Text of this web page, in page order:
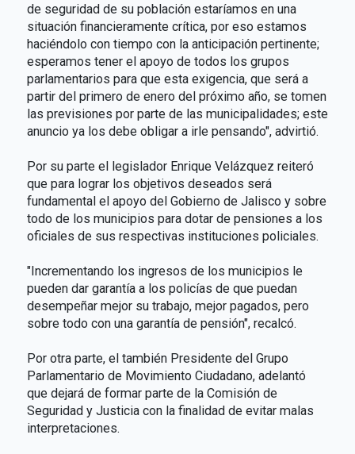
de seguridad de su población estaríamos en una
situación financieramente crítica, por eso estamos
haciéndolo con tiempo con la anticipación pertinente;
esperamos tener el apoyo de todos los grupos
parlamentarios para que esta exigencia, que será a
partir del primero de enero del próximo año, se tomen
las previsiones por parte de las municipalidades; este
anuncio ya los debe obligar a irle pensando", advirtió.
Por su parte el legislador Enrique Velázquez reiteró
que para lograr los objetivos deseados será
fundamental el apoyo del Gobierno de Jalisco y sobre
todo de los municipios para dotar de pensiones a los
oficiales de sus respectivas instituciones policiales.
"Incrementando los ingresos de los municipios le
pueden dar garantía a los policías de que puedan
desempeñar mejor su trabajo, mejor pagados, pero
sobre todo con una garantía de pensión", recalcó.
Por otra parte, el también Presidente del Grupo
Parlamentario de Movimiento Ciudadano, adelantó
que dejará de formar parte de la Comisión de
Seguridad y Justicia con la finalidad de evitar malas
interpretaciones.